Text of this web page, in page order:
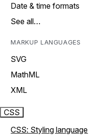
Date & time formats
See all…
MARKUP LANGUAGES
SVG
MathML
XML
CSS
CSS: Styling language